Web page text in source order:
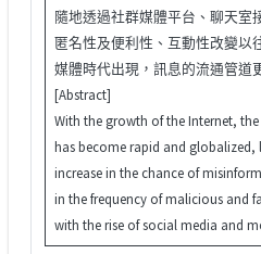
隨地透過社群媒體平台、聊天室
匿名性及便利性、互動性改變以
媒體時代出現，訊息的流通管道
[Abstract]
With the growth of the Internet,
has become rapid and
increase in the chance of
in the frequency of malicious and
with the rise of social media and